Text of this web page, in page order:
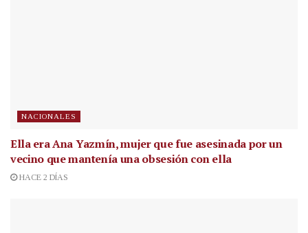
NACIONALES
Ella era Ana Yazmín, mujer que fue asesinada por un
vecino que mantenía una obsesión con ella
HACE 2 DÍAS